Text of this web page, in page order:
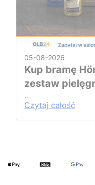
05-08-2026
Kup bramę
zestaw
…
Czytaj całość